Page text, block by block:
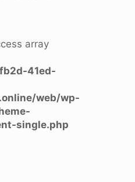
array
41ed-
web/wp-
single.php